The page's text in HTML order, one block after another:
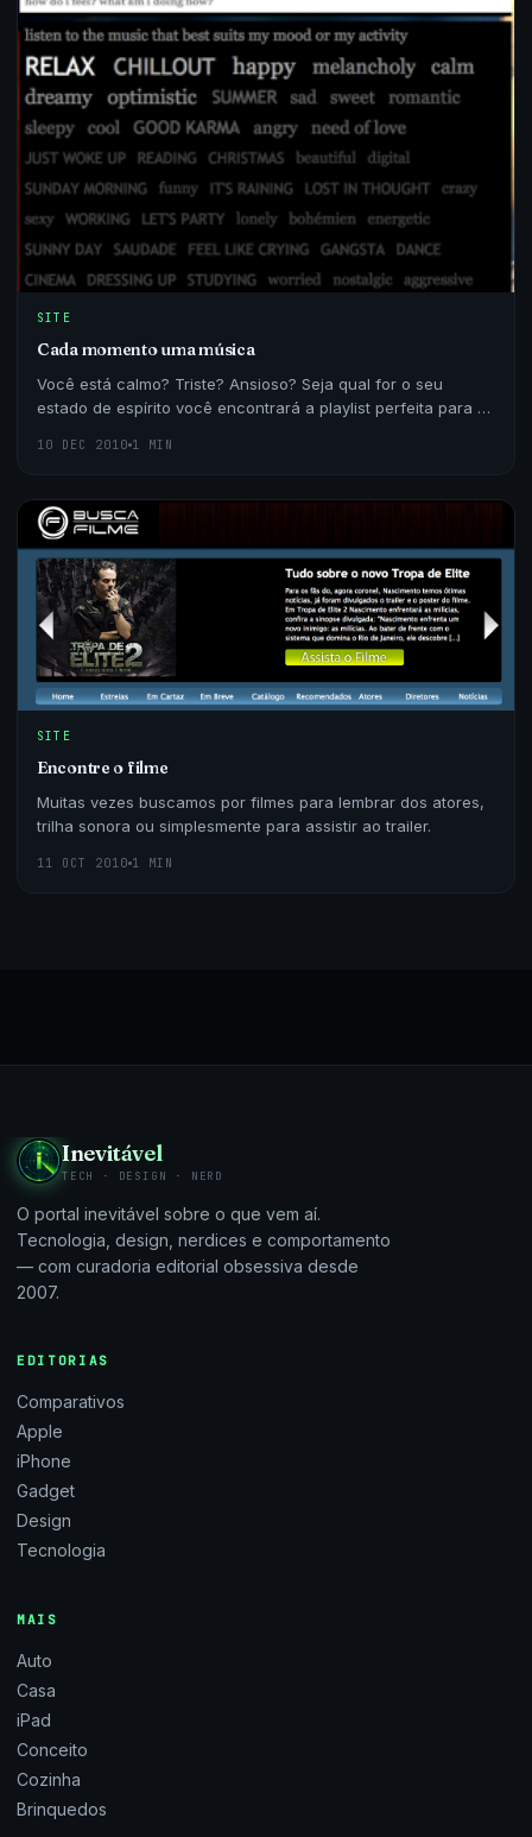
SITE
Cada momento uma música
Você está calmo? Triste? Ansioso? Seja qual for o seu
estado de espírito você encontrará a playlist perfeita para o
10 DEC 2010 1 MIN
SITE
Encontre o filme
Muitas vezes buscamos por filmes para lembrar dos atores,
trilha sonora ou simplesmente para assistir ao trailer.
11 OCT 2010 1 MIN
Inevitável
TECH · DESIGN · NERD
O portal inevitável sobre o que vem aí.
Tecnologia, design, nerdices e comportamento
— com curadoria editorial obsessiva desde
2007.
EDITORIAS
Comparativos
Apple
iPhone
Gadget
Design
Tecnologia
MAIS
Auto
Casa
iPad
Conceito
Cozinha
Brinquedos